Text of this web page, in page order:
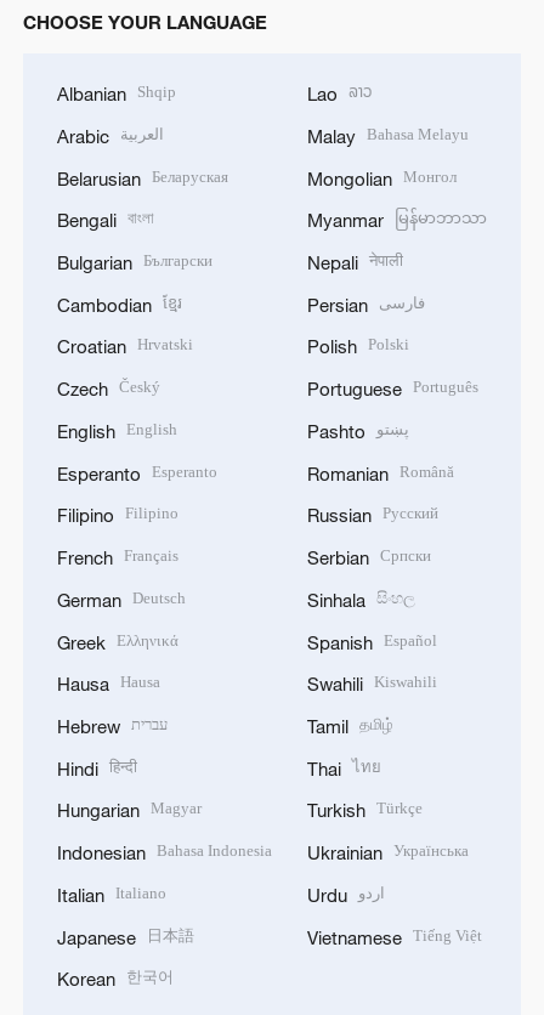
CHOOSE YOUR LANGUAGE
Albanian Shqip
Arabic العربية
Belarusian Беларуская
Bengali বাংলা
Bulgarian Български
Cambodian ខ្មែរ
Croatian Hrvatski
Czech Český
English English
Esperanto Esperanto
Filipino Filipino
French Français
German Deutsch
Greek Ελληνικά
Hausa Hausa
Hebrew עברית
Hindi हिन्दी
Hungarian Magyar
Indonesian Bahasa Indonesia
Italian Italiano
Japanese 日本語
Korean 한국어
Lao ລາວ
Malay Bahasa Melayu
Mongolian Монгол
Myanmar မြန်မာဘာသာ
Nepali नेपाली
Persian فارسی
Polish Polski
Portuguese Português
Pashto پښتو
Romanian Română
Russian Русский
Serbian Српски
Sinhala සිංහල
Spanish Español
Swahili Kiswahili
Tamil தமிழ்
Thai ไทย
Turkish Türkçe
Ukrainian Українська
Urdu اردو
Vietnamese Tiếng Việt